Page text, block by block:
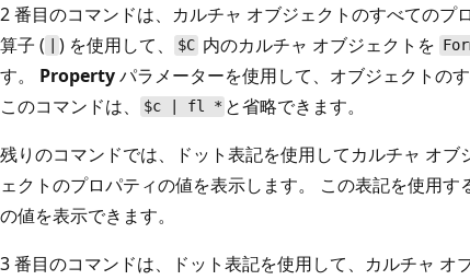
2 番目のコマンドは、カルチャ オブジェクトのすべてのプ
算子 (
) を使用して、 $C内のカルチャ オブジェクトを
す。 Propertyパラメーターを使用して、オブジェクトの
このコマンドは、
$c | fl * と省略できます。
残りのコマンドでは、ドット表記を使用してカルチャ オ
ェクトのプロパティの値を表示します。 この表記を使用
の値を表示できます。
3 番目のコマンドは、ドット表記を使用して、カルチャ オ